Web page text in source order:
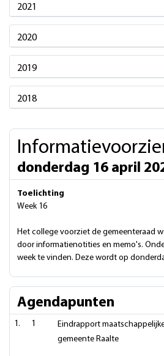
2021
2020
2019
2018
donderdag 16 april
Toelichting
Week 16
Het college voorziet de gemeenteraad
door informatienotities en memo's.
week te vinden. Deze wordt op
Agendapunten
1
Eindrapport
gemeente Raalte